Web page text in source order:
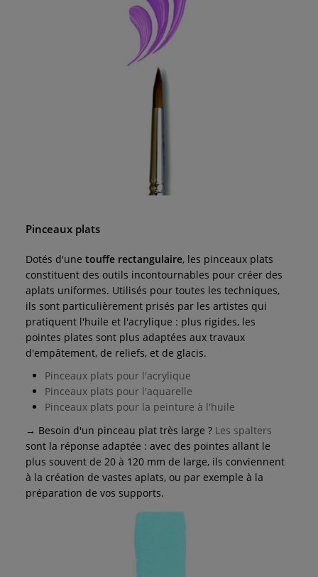
Pinceaux plats
Dotés d'une touffe rectangulaire, les pinceaux plats
constituent des outils incontournables pour créer des
aplats uniformes. Utilisés pour toutes les techniques,
ils sont particulièrement prisés par les artistes qui
pratiquent l'huile et l'acrylique : plus rigides, les
pointes plates sont plus adaptées aux travaux
d'empâtement, de reliefs, et de glacis.
Pinceaux plats pour l'acrylique
Pinceaux plats pour l'aquarelle
Pinceaux plats pour la peinture à l'huile
→ Besoin d'un pinceau plat très large ? Les spalters
sont la réponse adaptée : avec des pointes allant le
plus souvent de 20 à 120 mm de large, ils conviennent
à la création de vastes aplats, ou par exemple à la
préparation de vos supports.